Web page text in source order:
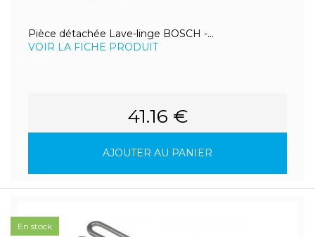
Pièce détachée Lave-linge BOSCH -...
VOIR LA FICHE PRODUIT
41.16 €
AJOUTER AU PANIER
En stock